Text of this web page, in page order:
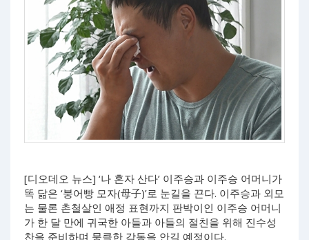
[디오데오 뉴스] ‘나 혼자 산다’ 이주승과 이주승 어머니가
똑 닮은 ‘붕어빵 모자(母子)’로 눈길을 끈다. 이주승과 외모
는 물론 촌철살인 애정 표현까지 판박이인 이주승 어머니
가 한 달 만에 귀국한 아들과 아들의 절친을 위해 진수성
찬을 준비하며 뭉클한 감동을 안길 예정이다.